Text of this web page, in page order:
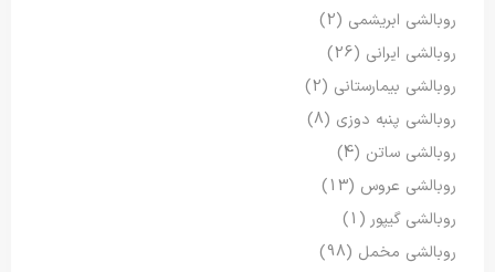
روبالشی ابریشمی (2)
روبالشی ایرانی (26)
روبالشی بیمارستانی (2)
روبالشی پنبه دوزی (8)
روبالشی ساتن (4)
روبالشی عروس (13)
روبالشی گیپور (1)
روبالشی مخمل (98)